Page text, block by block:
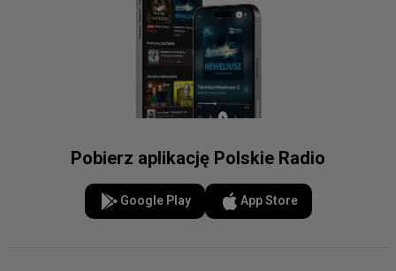
Pobierz aplikację Polskie Radio
Google Play App Store